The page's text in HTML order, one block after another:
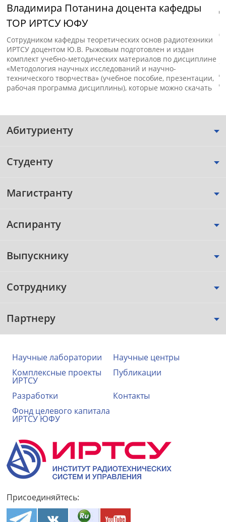
Владимира Потанина доцента кафедры
ТОР ИРТСУ ЮФУ
Сотрудником кафедры теоретических основ радиотехники
ИРТСУ доцентом Ю.В. Рыжовым подготовлен и издан
комплект учебно-методических материалов по дисциплине
«Методология научных исследований и научно-
технического творчества» (учебное пособие, презентации,
рабочая программа дисциплины), которые можно скачать
Абитуриенту
Студенту
Магистранту
Аспиранту
Выпускнику
Сотруднику
Партнеру
Научные лаборатории
Научные центры
Комплексные проекты
ИРТСУ
Публикации
Разработки
Контакты
Фонд целевого капитала
ИРТСУ ЮФУ
Присоединяйтесь: